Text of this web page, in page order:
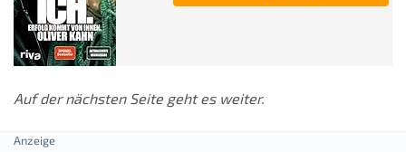
Auf der nächsten Seite geht es weiter.